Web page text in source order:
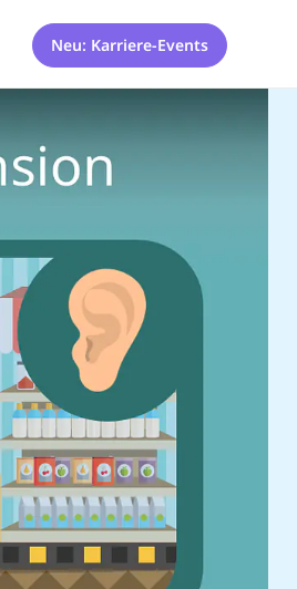
Neu: Karriere-Events